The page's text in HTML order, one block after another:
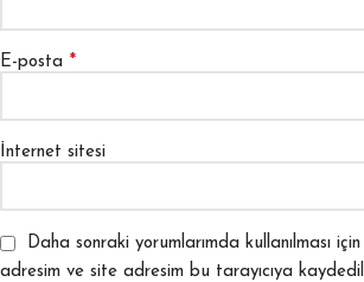
E-posta *
İnternet sitesi
Daha sonraki yorumlarımda kullanılması
adresim ve site adresim bu tarayıcıya